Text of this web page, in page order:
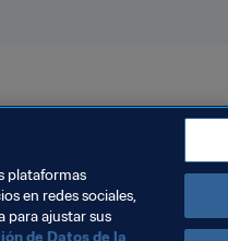
plataformas
en redes sociales,
para ajustar sus
de Datos de la